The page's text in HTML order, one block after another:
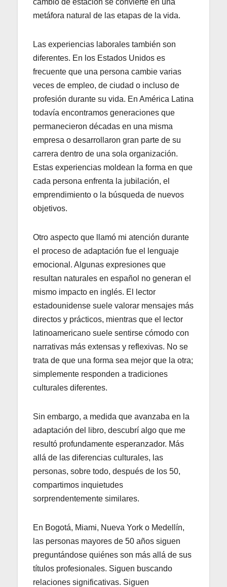
metáfora natural de las etapas de la vida.
Las experiencias laborales también son
diferentes. En los Estados Unidos es
frecuente que una persona cambie varias
veces de empleo, de ciudad o incluso de
profesión durante su vida. En América Latina
todavía encontramos generaciones que
permanecieron décadas en una misma
empresa o desarrollaron gran parte de su
carrera dentro de una sola organización.
Estas experiencias moldean la forma en que
cada persona enfrenta la jubilación, el
emprendimiento o la búsqueda de nuevos
objetivos.
Otro aspecto que llamó mi atención durante
el proceso de adaptación fue el lenguaje
emocional. Algunas expresiones que
resultan naturales en español no generan el
mismo impacto en inglés. El lector
estadounidense suele valorar mensajes más
directos y prácticos, mientras que el lector
latinoamericano suele sentirse cómodo con
narrativas más extensas y reflexivas. No se
trata de que una forma sea mejor que la otra;
simplemente responden a tradiciones
culturales diferentes.
Sin embargo, a medida que avanzaba en la
adaptación del libro, descubrí algo que me
resultó profundamente esperanzador. Más
allá de las diferencias culturales, las
personas, sobre todo, después de los 50,
compartimos inquietudes
sorprendentemente similares.
En Bogotá, Miami, Nueva York o Medellín,
las personas mayores de 50 años siguen
preguntándose quiénes son más allá de sus
títulos profesionales. Siguen buscando
relaciones significativas. Siguen